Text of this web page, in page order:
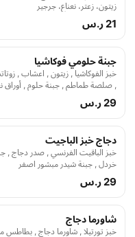
زيتون، زعتر، نعناع، جرجير
21 ر.س
جبنة حلومي فوكاشيا
خبز الفوكاشيا , زيتون , اعشاب ,
, صلصة طماطم , جبنة حلوم , أوراق
29 ر.س
دجاج خبز الباجيت
خبز الباقيت الفرنسي , صدر دجاج ,
خردل , جبنة شيدر مبشور اصفر
29 ر.س
شاورما دجاج
خبز تورتيلا , شاورما دجاج ,